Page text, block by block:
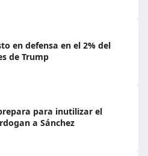
en defensa en el 2% del
de Trump
para inutilizar el
a Sánchez